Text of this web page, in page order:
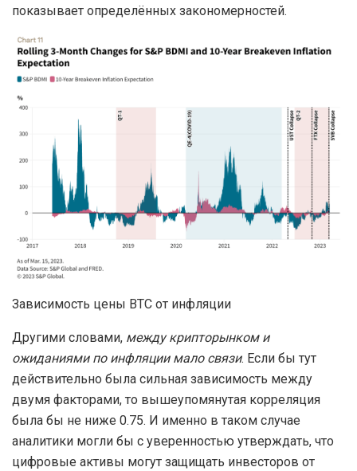
показывает определённых закономерностей.
Зависимость цены BTC от инфляции
Другими словами, между крипторынком и
ожиданиями по инфляции мало связи. Если бы тут
действительно была сильная зависимость между
двумя факторами, то вышеупомянутая корреляция
была бы не ниже 0.75. И именно в таком случае
аналитики могли бы с уверенностью утверждать, что
цифровые активы могут защищать инвесторов от